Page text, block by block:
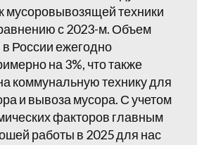
мусоровывозящей техники
с 2023-м. Объем
России ежегодно
на 3%, что также
коммунальную технику для
и вывоза мусора. С учетом
факторов главным
работы в 2025 для нас